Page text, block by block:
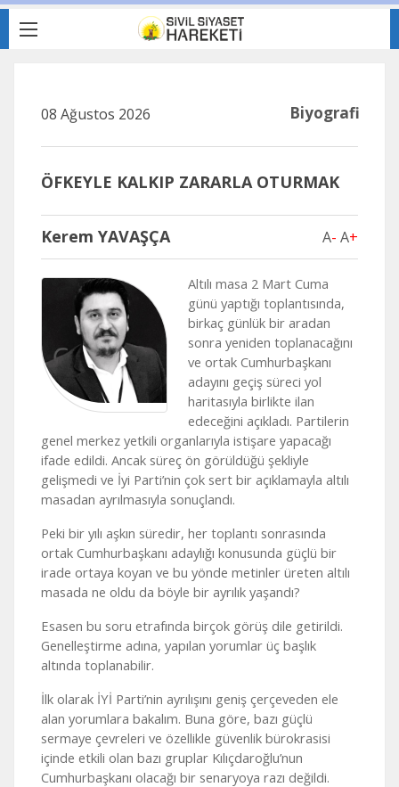
08 Ağustos 2026
ÖFKEYLE KALKIP ZARARLA OTURMAK
Biyografi
Kerem YAVAŞÇA A- A+
Altılı masa 2 Mart Cuma
günü yaptığı toplantısında,
birkaç günlük bir aradan
sonra yeniden toplanacağını
ve ortak Cumhurbaşkanı
adayını geçiş süreci yol
haritasıyla birlikte ilan
edeceğini açıkladı. Partilerin
genel merkez yetkili organlarıyla istişare yapacağı
ifade edildi. Ancak süreç ön görüldüğü şekliyle
gelişmedi ve İyi Parti’nin çok sert bir açıklamayla altılı
masadan ayrılmasıyla sonuçlandı.
Peki bir yılı aşkın süredir, her toplantı sonrasında
ortak Cumhurbaşkanı adaylığı konusunda güçlü bir
irade ortaya koyan ve bu yönde metinler üreten altılı
masada ne oldu da böyle bir ayrılık yaşandı?
Esasen bu soru etrafında birçok görüş dile getirildi.
Genelleştirme adına, yapılan yorumlar üç başlık
altında toplanabilir.
İlk olarak İYİ Parti’nin ayrılışını geniş çerçeveden ele
alan yorumlara bakalım. Buna göre, bazı güçlü
sermaye çevreleri ve özellikle güvenlik bürokrasisi
içinde etkili olan bazı gruplar Kılıçdaroğlu’nun
Cumhurbaşkanı olacağı bir senaryoya razı değildi.